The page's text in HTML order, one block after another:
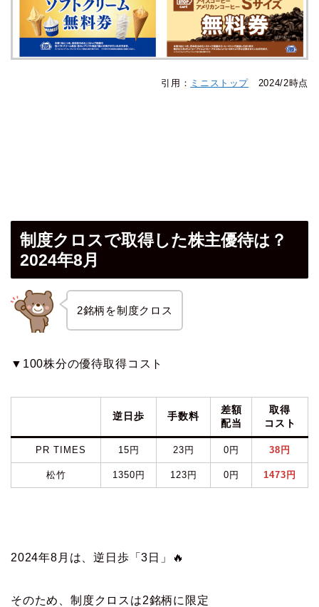
引用： ミニストップ 2024/2時点
制度クロスで取得した株主優待は？
2024年8月
2銘柄を制度クロス
▼100株分の優待取得コスト
逆日歩 手数料
差額
配当
取得
コスト
PR TIMES 15円 23円 0円 38円
松竹 1350円 123円 0円 1473円
2024年8月は、逆日歩「3日」🔥
そのため、制度クロスは2銘柄に限定